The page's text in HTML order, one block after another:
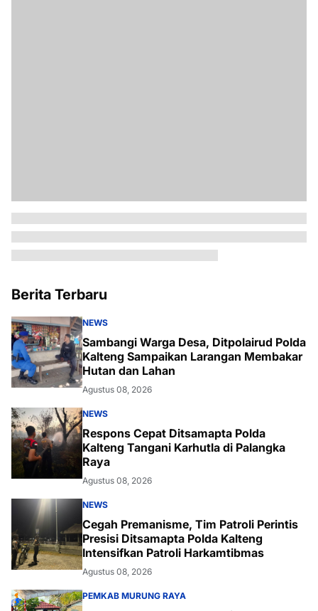
Berita Terbaru
NEWS
Sambangi Warga Desa, Ditpolairud Polda
Kalteng Sampaikan Larangan Membakar
Hutan dan Lahan
Agustus 08, 2026
NEWS
Respons Cepat Ditsamapta Polda
Kalteng Tangani Karhutla di Palangka
Raya
Agustus 08, 2026
NEWS
Cegah Premanisme, Tim Patroli Perintis
Presisi Ditsamapta Polda Kalteng
Intensifkan Patroli Harkamtibmas
Agustus 08, 2026
PEMKAB MURUNG RAYA